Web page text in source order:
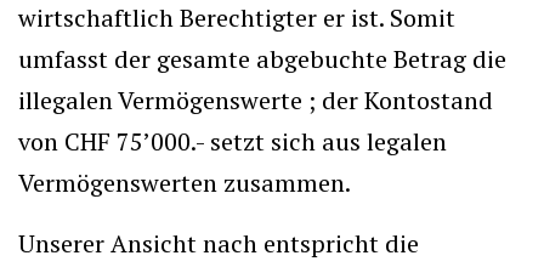
wirtschaftlich Berechtigter er ist. Somit
umfasst der gesamte abgebuchte Betrag die
illegalen Vermögenswerte ; der Kontostand
von CHF 75’000.- setzt sich aus legalen
Vermögenswerten zusammen.
Unserer Ansicht nach entspricht die